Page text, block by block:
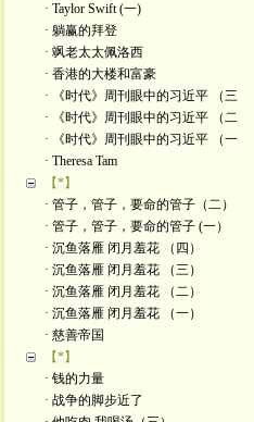
· Taylor Swift (一)
· 躺赢的拜登
· 飒老太太佩洛西
· 香港的大楼和富豪
· 《时代》周刊眼中的习近平 （三
· 《时代》周刊眼中的习近平 （二
· 《时代》周刊眼中的习近平 （一
· Theresa Tam
【*】
· 管子，管子，要命的管子（二）
· 管子，管子，要命的管子 (一）
· 沉鱼落雁 闭月羞花 （四）
· 沉鱼落雁 闭月羞花 （三）
· 沉鱼落雁 闭月羞花 （二）
· 沉鱼落雁 闭月羞花 （一）
· 慈善帝国
【*】
· 钱的力量
· 战争的脚步近了